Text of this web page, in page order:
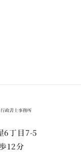
6丁目7-5
12分